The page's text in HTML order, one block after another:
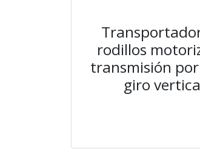
rodillos
transmisión
giro